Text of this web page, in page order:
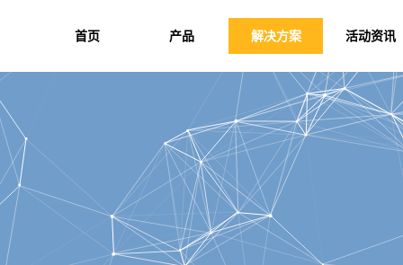
首页 产品 解决方案 活动资讯